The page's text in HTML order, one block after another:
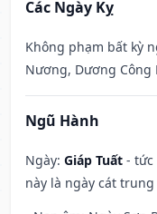
Các Ngày Kỵ
Không phạm bất kỳ
Nương, Dương Công
Ngũ Hành
Ngày: Giáp Tuất - tức
này là ngày cát